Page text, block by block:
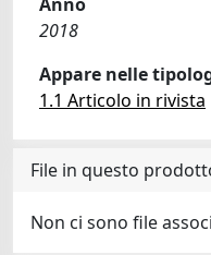
2018
Appare nelle
1.1 Articolo in rivista
File in questo
Non ci sono file